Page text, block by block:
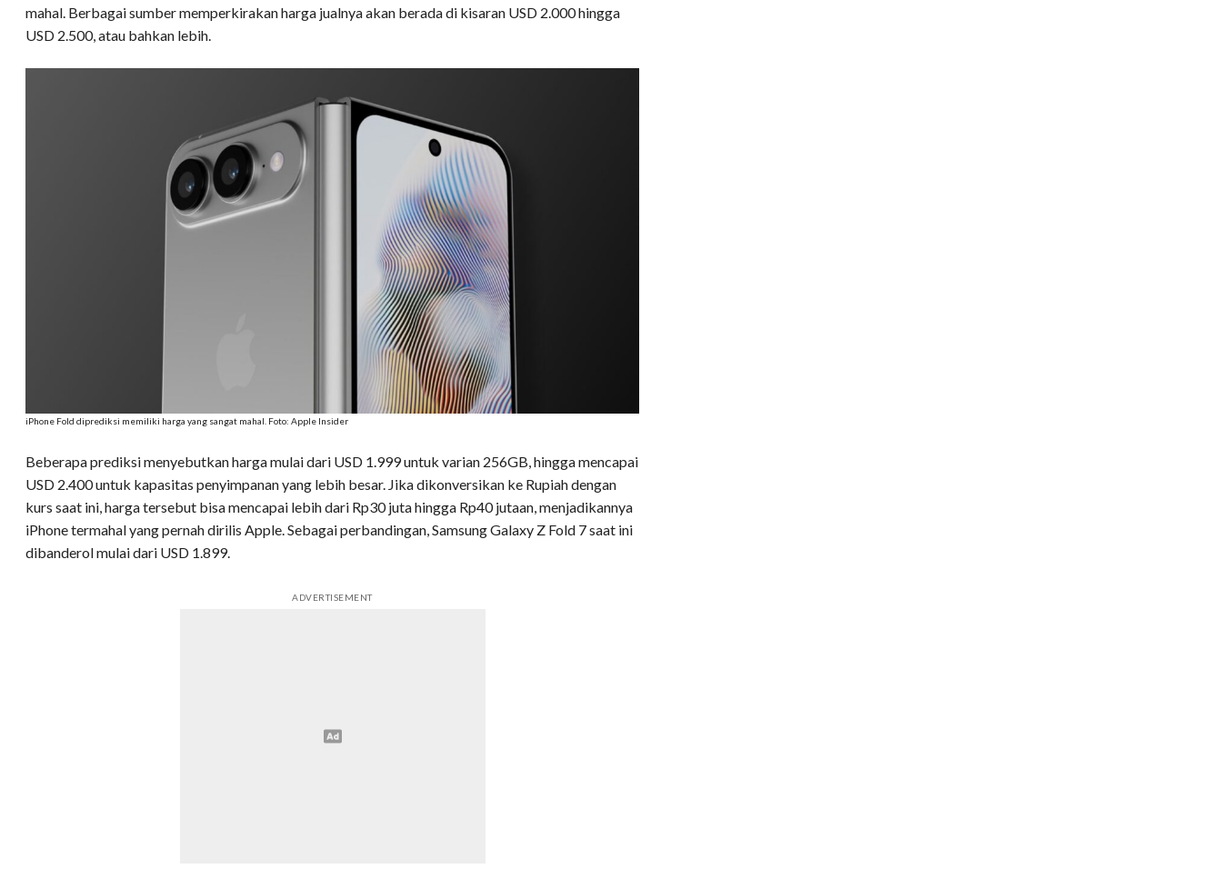
mahal. Berbagai sumber memperkirakan harga jualnya akan berada di kisaran USD 2.000 hingga
USD 2.500, atau bahkan lebih.
iPhone Fold diprediksi memiliki harga yang sangat mahal. Foto: Apple Insider
Beberapa prediksi menyebutkan harga mulai dari USD 1.999 untuk varian 256GB, hingga mencapai
USD 2.400 untuk kapasitas penyimpanan yang lebih besar. Jika dikonversikan ke Rupiah dengan
kurs saat ini, harga tersebut bisa mencapai lebih dari Rp30 juta hingga Rp40 jutaan, menjadikannya
iPhone termahal yang pernah dirilis Apple. Sebagai perbandingan, Samsung Galaxy Z Fold 7 saat ini
dibanderol mulai dari USD 1.899.
ADVERTISEMENT